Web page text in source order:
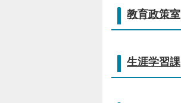
教育政策室
生涯学習課